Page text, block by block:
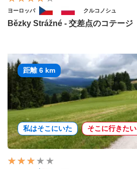
ヨーロッパ クルコノシュ
Bězky Strážné - 交差点のコテージ
距離 6 km
私はそこにいた そこに行きたい